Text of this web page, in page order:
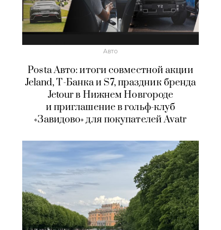
Авто
Posta Авто: итоги совместной акции
Jeland, Т-Банка и S7, праздник бренда
Jetour в Нижнем Новгороде
и приглашение в гольф-клуб
«Завидово» для покупателей Avatr